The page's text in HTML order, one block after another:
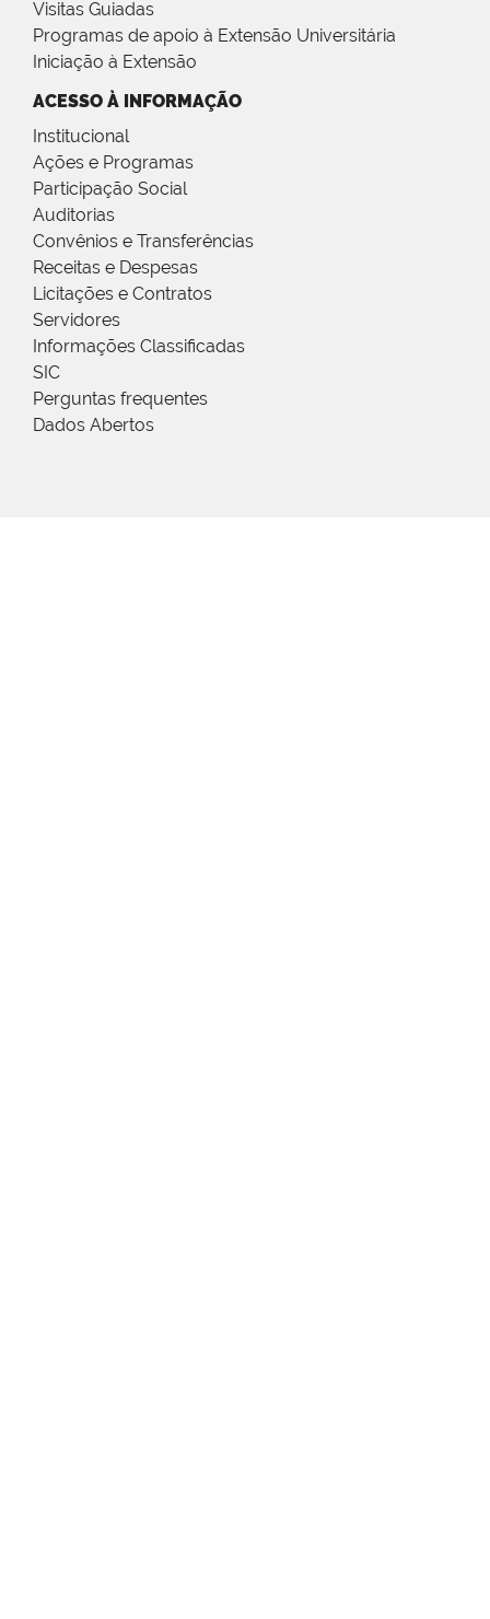
Visitas Guiadas
Programas de apoio à Extensão Universitária
Iniciação à Extensão
ACESSO À INFORMAÇÃO
Institucional
Ações e Programas
Participação Social
Auditorias
Convênios e Transferências
Receitas e Despesas
Licitações e Contratos
Servidores
Informações Classificadas
SIC
Perguntas frequentes
Dados Abertos